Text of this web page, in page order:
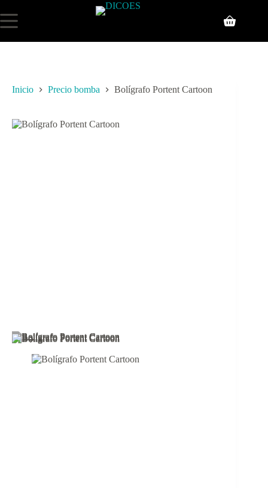
Inicio Precio bomba Bolígrafo Portent Cartoon